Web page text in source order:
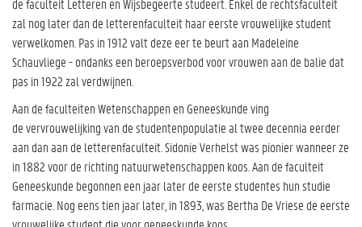
zal nog later dan de letterenfaculteit haar eerste vrouwelijke student
verwelkomen. Pas in 1912 valt deze eer te beurt aan Madeleine
Schauvliege - ondanks een beroepsverbod voor vrouwen aan de balie dat
pas in 1922 zal verdwijnen.
Aan de faculteiten Wetenschappen en Geneeskunde ving
de vervrouwelijking van de studentenpopulatie al twee decennia eerder
aan dan aan de letterenfaculteit. Sidonie Verhelst was pionier wanneer ze
in 1882 voor de richting natuurwetenschappen koos. Aan de faculteit
Geneeskunde begonnen een jaar later de eerste studentes hun studie
farmacie. Nog eens tien jaar later, in 1893, was Bertha De Vriese de eerste